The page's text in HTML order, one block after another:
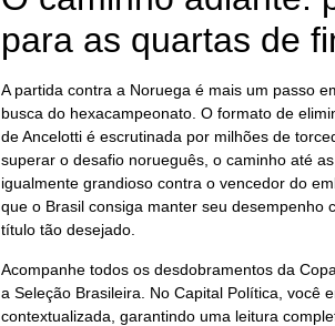
para as quartas de
A partida contra a Noruega é mais um passo
busca do hexacampeonato. O formato de
de Ancelotti é escrutinada por milhões de
superar o desafio norueguês, o caminho até
igualmente grandioso contra o vencedor do
que o Brasil consiga manter seu desempenho
título tão desejado.
Acompanhe todos os desdobramentos da
a Seleção Brasileira. No Capital Política, você
contextualizada, garantindo uma leitura